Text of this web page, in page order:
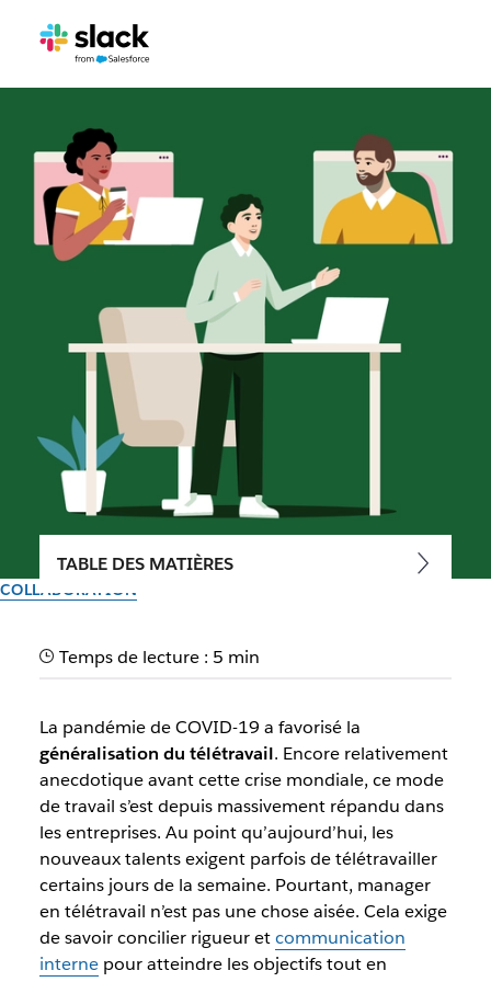
COLLABORATION
Manager en télétravail
bonnes habitudes. Manager en télétravail signifie faire
confiance à ses collaborateurs.
Par l’équipe Slack
8 novembre 2022
TABLE DES MATIÈRES
Temps de lecture : 5 min
La pandémie de COVID-19 a favorisé la
généralisation du télétravail. Encore relativement
anecdotique avant cette crise mondiale, ce mode
de travail s’est depuis massivement répandu dans
les entreprises. Au point qu’aujourd’hui, les
nouveaux talents exigent parfois de télétravailler
certains jours de la semaine. Pourtant, manager
en télétravail n’est pas une chose aisée. Cela exige
de savoir concilier rigueur etcommunication
internepour atteindre les objectifs tout en